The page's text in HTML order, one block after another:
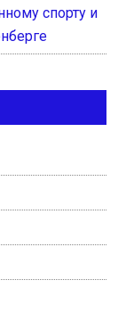
спорту и